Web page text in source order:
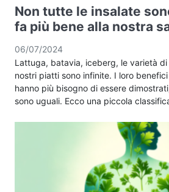
Non tutte le insalate
fa più bene alla nostra
06/07/2024
Lattuga, batavia, iceberg, le varietà
nostri piatti sono infinite. I loro
hanno più bisogno di essere
sono uguali. Ecco una piccola